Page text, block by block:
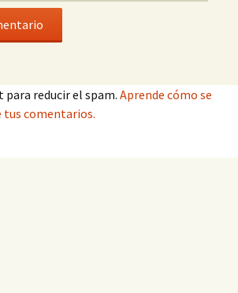
reducir el spam. Aprende cómo se
tus comentarios.